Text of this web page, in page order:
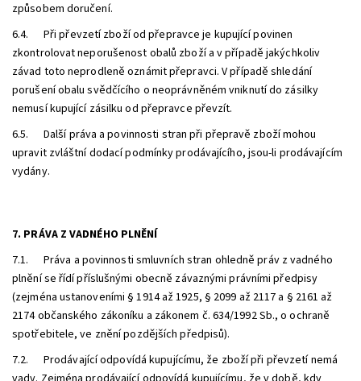
způsobem doručení.
6.4. Při převzetí zboží od přepravce je kupující povinen
zkontrolovat neporušenost obalů zboží a v případě jakýchkoliv
závad toto neprodleně oznámit přepravci. V případě shledání
porušení obalu svědčícího o neoprávněném vniknutí do zásilky
nemusí kupující zásilku od přepravce převzít.
6.5. Další práva a povinnosti stran při přepravě zboží mohou
upravit zvláštní dodací podmínky prodávajícího, jsou-li prodávajícím
vydány.
7. PRÁVA Z VADNÉHO PLNĚNÍ
7.1. Práva a povinnosti smluvních stran ohledně práv z vadného
plnění se řídí příslušnými obecně závaznými právními předpisy
(zejména ustanoveními § 1914 až 1925, § 2099 až 2117 a § 2161 až
2174 občanského zákoníku a zákonem č. 634/1992 Sb., o ochraně
spotřebitele, ve znění pozdějších předpisů).
7.2. Prodávající odpovídá kupujícímu, že zboží při převzetí nemá